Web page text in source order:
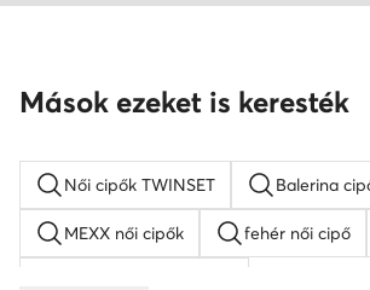
Mások ezeket is keresték
Női cipők TWINSET Balerina
MEXX női cipők fehér női cipő